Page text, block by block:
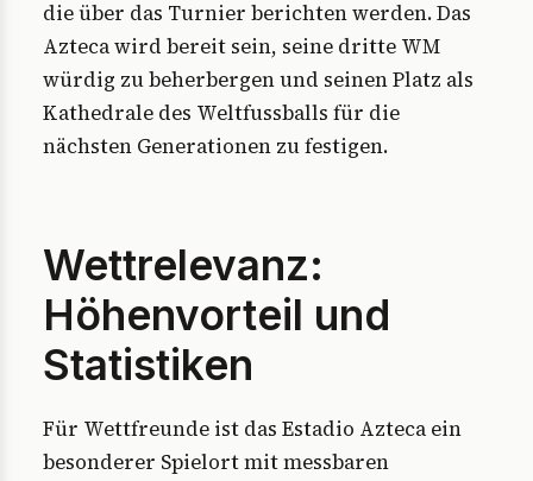
die über das Turnier berichten werden. Das
Azteca wird bereit sein, seine dritte WM
würdig zu beherbergen und seinen Platz als
Kathedrale des Weltfussballs für die
nächsten Generationen zu festigen.
Wettrelevanz:
Höhenvorteil und
Statistiken
Für Wettfreunde ist das Estadio Azteca ein
besonderer Spielort mit messbaren